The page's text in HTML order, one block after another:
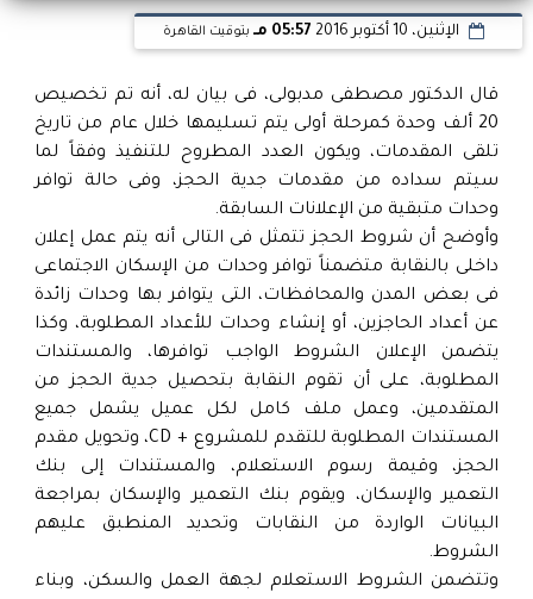
الإثنين، 10 أكتوبر 2016 05:57 مـ بتوقيت القاهرة
قال الدكتور مصطفى مدبولى، فى بيان له، أنه تم تخصيص
20 ألف وحدة كمرحلة أولى يتم تسليمها خلال عام من تاريخ
تلقى المقدمات، ويكون العدد المطروح للتنفيذ وفقاً لما
سيتم سداده من مقدمات جدية الحجز، وفى حالة توافر
وحدات متبقية من الإعلانات السابقة.
وأوضح أن شروط الحجز تتمثل فى التالى أنه يتم عمل إعلان
داخلى بالنقابة متضمناً توافر وحدات من الإسكان الاجتماعى
فى بعض المدن والمحافظات، التى يتوافر بها وحدات زائدة
عن أعداد الحاجزين، أو إنشاء وحدات للأعداد المطلوبة، وكذا
يتضمن الإعلان الشروط الواجب توافرها، والمستندات
المطلوبة، على أن تقوم النقابة بتحصيل جدية الحجز من
المتقدمين، وعمل ملف كامل لكل عميل يشمل جميع
المستندات المطلوبة للتقدم للمشروع + CD، وتحويل مقدم
الحجز، وقيمة رسوم الاستعلام، والمستندات إلى بنك
التعمير والإسكان، ويقوم بنك التعمير والإسكان بمراجعة
البيانات الواردة من النقابات وتحديد المنطبق عليهم
الشروط.
وتتضمن الشروط الاستعلام لجهة العمل والسكن، وبناء